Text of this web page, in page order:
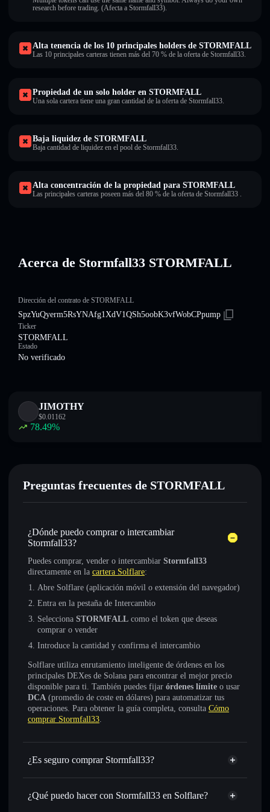
research before trading. (Afecta a Stormfall33).
Alta tenencia de los 10 principales holders de STORMFALL
Las 10 principales carteras tienen más del 70 % de la oferta de Stormfall33.
Propiedad de un solo holder en STORMFALL
Una sola cartera tiene una gran cantidad de la oferta de Stormfall33.
Baja liquidez de STORMFALL
Baja cantidad de liquidez en el pool de Stormfall33.
Alta concentración de la propiedad para STORMFALL
Las principales carteras poseen más del 80 % de la oferta de Stormfall33 .
Acerca de Stormfall33 STORMFALL
Dirección del contrato de STORMFALL
SpzYuQyerm5RsYNAfg1XdV1QSh5oobK3vfWobCPpump
Ticker
STORMFALL
Estado
No verificado
JIMOTHY
$0.01162
78.49%
Preguntas frecuentes de STORMFALL
¿Dónde puedo comprar o intercambiar
Stormfall33?
Puedes comprar, vender o intercambiar Stormfall33
directamente en la cartera Solflare:
Abre Solflare (aplicación móvil o extensión del navegador)
Entra en la pestaña de Intercambio
Selecciona STORMFALL como el token que deseas
comprar o vender
Introduce la cantidad y confirma el intercambio
Solflare utiliza enrutamiento inteligente de órdenes en los
principales DEXes de Solana para encontrar el mejor precio
disponible para ti. También puedes fijar órdenes límite o usar
DCA (promedio de coste en dólares) para automatizar tus
operaciones. Para obtener la guía completa, consulta Cómo
comprar Stormfall33.
¿Es seguro comprar Stormfall33?
Stormfall33 no está verificado
¿Qué puedo hacer con Stormfall33 en Solflare?